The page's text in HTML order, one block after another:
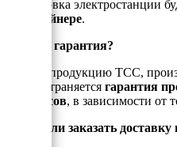
маркировка электростанции
в контейнере.
Есть ли гарантия?
На всю продукцию ТСС,
распространяется гарантия
моточасов, в зависимости от
Можно ли заказать